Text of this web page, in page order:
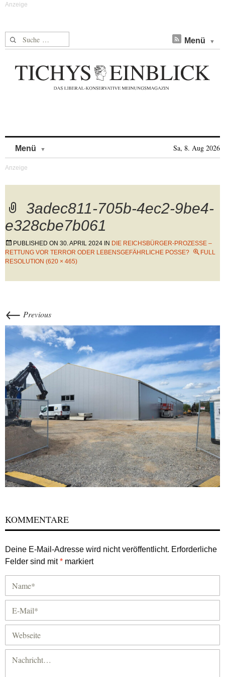
Suche nach: Menü
Menü Sa, 8. Aug 2026
3adec811-705b-4ec2-9be4-
e328cbe7b061
PUBLISHED ON 30. APRIL 2024 IN DIE REICHSBÜRGER-PROZESSE –
RETTUNG VOR TERROR ODER LEBENSGEFÄHRLICHE POSSE?
FULL
RESOLUTION (620 × 465)
← Previous
KOMMENTARE
Deine E-Mail-Adresse wird nicht veröffentlicht. Erforderliche
Felder sind mit* markiert